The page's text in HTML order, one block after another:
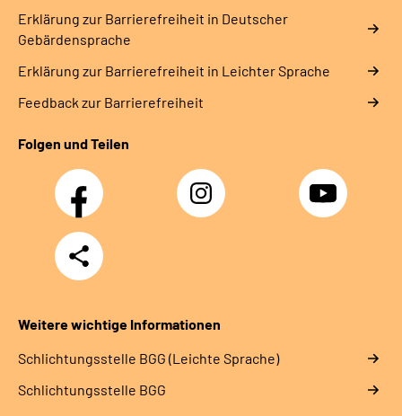
Erklärung zur Barrierefreiheit in Deutscher
Gebärdensprache
Erklärung zur Barrierefreiheit in Leichter Sprache
Feedback zur Barrierefreiheit
Folgen und Teilen
Facebook Instagram YouTube
Teilen
Weitere wichtige Informationen
Schlich­tungs­stel­le BGG (Leichte Sprache)
Schlich­tungs­stel­le BGG